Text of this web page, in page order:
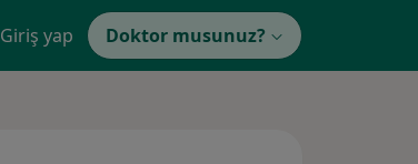
Giriş yap Doktor musunuz?